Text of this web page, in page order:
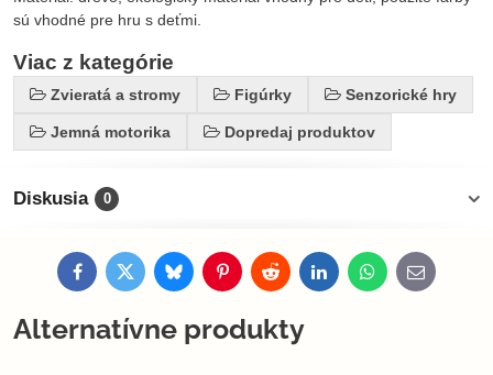
sú vhodné pre hru s deťmi.
Viac z kategórie
Zvieratá a stromy Figúrky Senzorické hry
Jemná motorika Dopredaj produktov
Diskusia 0
FacebookTwitterBlueskyPinterestRedditLinkedInWhatsApp
E-
mail
Alternatívne produkty